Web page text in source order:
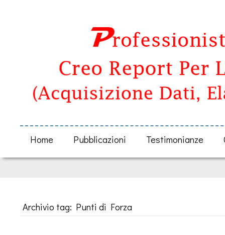
Home Pubblicazioni Testimonianze
Archivio tag: Punti di Forza